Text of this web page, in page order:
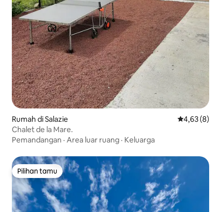
Rumah di Salazie Nilai rata-
4,63 (8)
Chalet de la Mare.
Pemandangan · Area luar ruang · Keluarga
Pilihan tamu
Pilihan tamu